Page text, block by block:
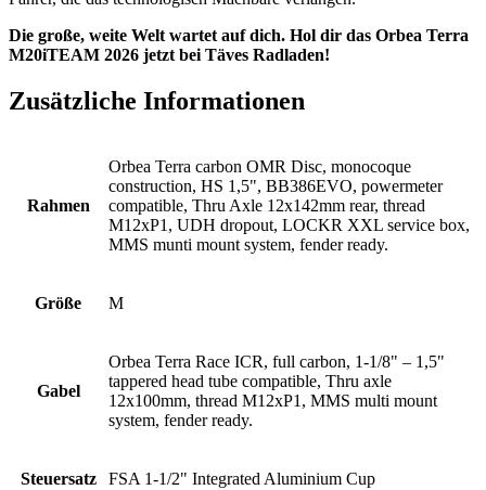
Die große, weite Welt wartet auf dich. Hol dir das Orbea Terra
M20iTEAM 2026 jetzt bei Täves Radladen!
Zusätzliche Informationen
Rahmen
Orbea Terra carbon OMR Disc, monocoque
construction, HS 1,5", BB386EVO, powermeter
compatible, Thru Axle 12x142mm rear, thread
M12xP1, UDH dropout, LOCKR XXL service box,
MMS munti mount system, fender ready.
Größe M
Gabel
Orbea Terra Race ICR, full carbon, 1-1/8" – 1,5"
tappered head tube compatible, Thru axle
12x100mm, thread M12xP1, MMS multi mount
system, fender ready.
Steuersatz FSA 1-1/2" Integrated Aluminium Cup